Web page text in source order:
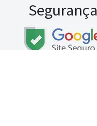
Segurança